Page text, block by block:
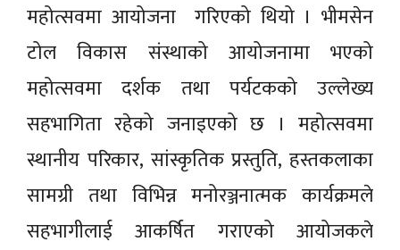
महोत्सवमा आयोजना गरिएको थियो । भीमसेन
टोल विकास संस्थाको आयोजनामा भएको
महोत्सवमा दर्शक तथा पर्यटकको उल्लेख्य
सहभागिता रहेको जनाइएको छ । महोत्सवमा
स्थानीय परिकार, सांस्कृतिक प्रस्तुति, हस्तकलाका
सामग्री तथा विभिन्न मनोरञ्जनात्मक कार्यक्रमले
सहभागीलाई आकर्षित गराएको आयोजकले